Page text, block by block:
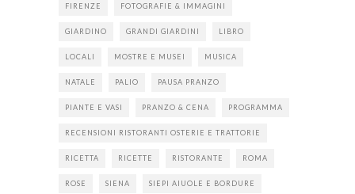
FIRENZE FOTOGRAFIE & IMMAGINI
GIARDINO GRANDI GIARDINI LIBRO
LOCALI MOSTRE E MUSEI MUSICA
NATALE PALIO PAUSA PRANZO
PIANTE E VASI PRANZO & CENA PROGRAMMA
RECENSIONI RISTORANTI OSTERIE E TRATTORIE
RICETTA RICETTE RISTORANTE ROMA
ROSE SIENA SIEPI AIUOLE E BORDURE